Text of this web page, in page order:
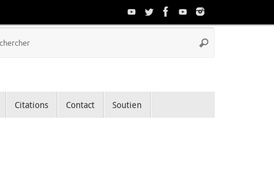
Rechercher
Citations Contact Soutien